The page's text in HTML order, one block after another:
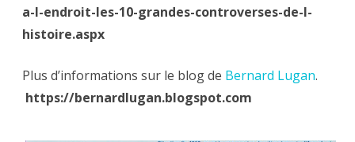
a-l-endroit-les-10-grandes-controverses-de-l-
histoire.aspx
Plus d’informations sur le blog de Bernard Lugan.
https://bernardlugan.blogspot.com